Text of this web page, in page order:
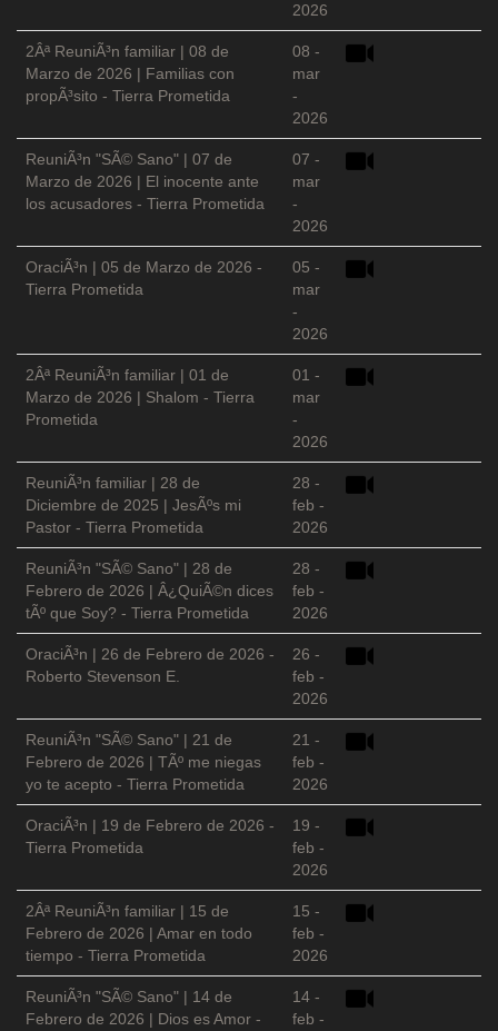
2026
2Âª ReuniÃ³n familiar | 08 de
Marzo de 2026 | Familias con
propÃ³sito - Tierra Prometida
08 -
mar
-
2026
ReuniÃ³n "SÃ© Sano" | 07 de
Marzo de 2026 | El inocente ante
los acusadores - Tierra Prometida
07 -
mar
-
2026
OraciÃ³n | 05 de Marzo de 2026 -
Tierra Prometida
05 -
mar
-
2026
2Âª ReuniÃ³n familiar | 01 de
Marzo de 2026 | Shalom - Tierra
Prometida
01 -
mar
-
2026
ReuniÃ³n familiar | 28 de
Diciembre de 2025 | JesÃºs mi
Pastor - Tierra Prometida
28 -
feb -
2026
ReuniÃ³n "SÃ© Sano" | 28 de
Febrero de 2026 | Â¿QuiÃ©n dices
tÃº que Soy? - Tierra Prometida
28 -
feb -
2026
OraciÃ³n | 26 de Febrero de 2026 -
Roberto Stevenson E.
26 -
feb -
2026
ReuniÃ³n "SÃ© Sano" | 21 de
Febrero de 2026 | TÃº me niegas
yo te acepto - Tierra Prometida
21 -
feb -
2026
OraciÃ³n | 19 de Febrero de 2026 -
Tierra Prometida
19 -
feb -
2026
2Âª ReuniÃ³n familiar | 15 de
Febrero de 2026 | Amar en todo
tiempo - Tierra Prometida
15 -
feb -
2026
ReuniÃ³n "SÃ© Sano" | 14 de
Febrero de 2026 | Dios es Amor -
14 -
feb -